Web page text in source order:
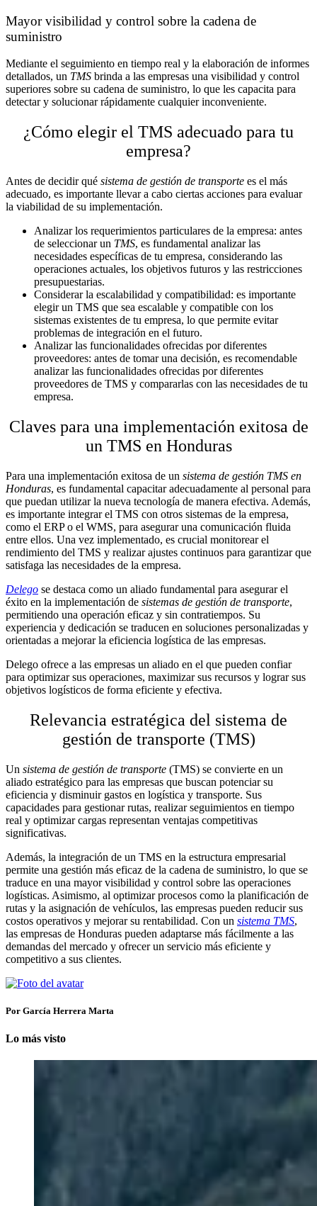
Mayor visibilidad y control sobre la cadena de
suministro
Mediante el seguimiento en tiempo real y la elaboración de informes
detallados, un TMS brinda a las empresas una visibilidad y control
superiores sobre su cadena de suministro, lo que les capacita para
detectar y solucionar rápidamente cualquier inconveniente.
¿Cómo elegir el TMS adecuado para tu
empresa?
Antes de decidir qué sistema de gestión de transporte es el más
adecuado, es importante llevar a cabo ciertas acciones para evaluar
la viabilidad de su implementación.
Analizar los requerimientos particulares de la empresa: antes
de seleccionar un TMS, es fundamental analizar las
necesidades específicas de tu empresa, considerando las
operaciones actuales, los objetivos futuros y las restricciones
presupuestarias.
Considerar la escalabilidad y compatibilidad: es importante
elegir un TMS que sea escalable y compatible con los
sistemas existentes de tu empresa, lo que permite evitar
problemas de integración en el futuro.
Analizar las funcionalidades ofrecidas por diferentes
proveedores: antes de tomar una decisión, es recomendable
analizar las funcionalidades ofrecidas por diferentes
proveedores de TMS y compararlas con las necesidades de tu
empresa.
Claves para una implementación exitosa de
un TMS en Honduras
Para una implementación exitosa de un sistema de gestión TMS en
Honduras, es fundamental capacitar adecuadamente al personal para
que puedan utilizar la nueva tecnología de manera efectiva. Además,
es importante integrar el TMS con otros sistemas de la empresa,
como el ERP o el WMS, para asegurar una comunicación fluida
entre ellos. Una vez implementado, es crucial monitorear el
rendimiento del TMS y realizar ajustes continuos para garantizar que
satisfaga las necesidades de la empresa.
Delego se destaca como un aliado fundamental para asegurar el
éxito en la implementación de sistemas de gestión de transporte,
permitiendo una operación eficaz y sin contratiempos. Su
experiencia y dedicación se traducen en soluciones personalizadas y
orientadas a mejorar la eficiencia logística de las empresas.
Delego ofrece a las empresas un aliado en el que pueden confiar
para optimizar sus operaciones, maximizar sus recursos y lograr sus
objetivos logísticos de forma eficiente y efectiva.
Relevancia estratégica del sistema de
gestión de transporte (TMS)
Un sistema de gestión de transporte (TMS) se convierte en un
aliado estratégico para las empresas que buscan potenciar su
eficiencia y disminuir gastos en logística y transporte. Sus
capacidades para gestionar rutas, realizar seguimientos en tiempo
real y optimizar cargas representan ventajas competitivas
significativas.
Además, la integración de un TMS en la estructura empresarial
permite una gestión más eficaz de la cadena de suministro, lo que se
traduce en una mayor visibilidad y control sobre las operaciones
logísticas. Asimismo, al optimizar procesos como la planificación de
rutas y la asignación de vehículos, las empresas pueden reducir sus
costos operativos y mejorar su rentabilidad. Con un sistema TMS,
las empresas de Honduras pueden adaptarse más fácilmente a las
demandas del mercado y ofrecer un servicio más eficiente y
competitivo a sus clientes.
Por García Herrera Marta
Lo más visto